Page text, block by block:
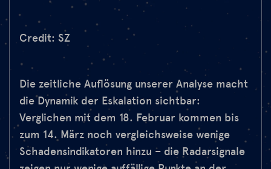
Credit: SZ
Die zeitliche Auflösung unserer Analyse macht
die Dynamik der Eskalation sichtbar:
Verglichen mit dem 18. Februar kommen bis
zum 14. März noch vergleichsweise wenige
Schadensindikatoren hinzu – die Radarsignale